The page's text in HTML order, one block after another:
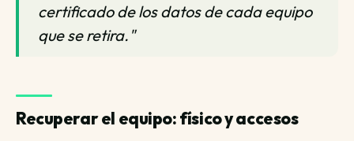
certificado de los datos de cada equipo
que se retira."
Recuperar el equipo: físico y accesos